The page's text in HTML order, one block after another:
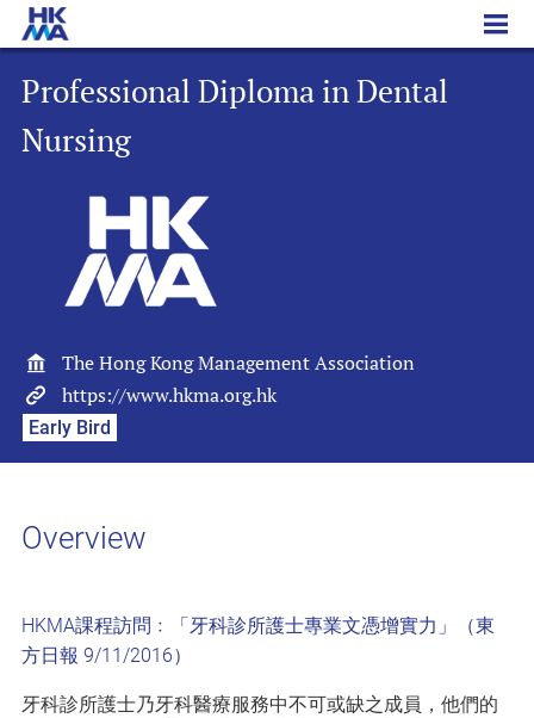
Professional Diploma in Dental Nursing
Professional Diploma in Dental
Nursing
The Hong Kong Management Association
https://www.hkma.org.hk
Early Bird
Overview
HKMA課程訪問﹕「牙科診所護士專業文憑增實力」（東
方日報 9/11/2016）
牙科診所護士乃牙科醫療服務中不可或缺之成員，他們的